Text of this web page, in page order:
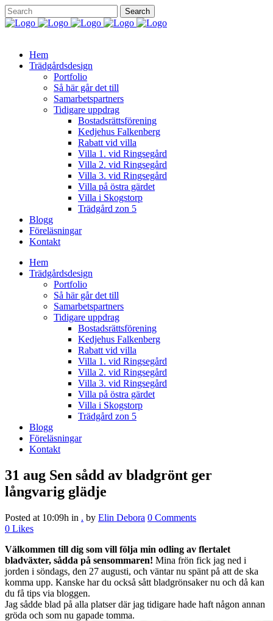
Hem
Trädgårdsdesign
Portfolio
Så här går det till
Samarbetspartners
Tidigare uppdrag
Bostadsrättsförening
Kedjehus Falkenberg
Rabatt vid villa
Villa 1. vid Ringsegård
Villa 2. vid Ringsegård
Villa 3. vid Ringsegård
Villa på östra gärdet
Villa i Skogstorp
Trädgård zon 5
Blogg
Föreläsningar
Kontakt
Hem
Trädgårdsdesign
Portfolio
Så här går det till
Samarbetspartners
Tidigare uppdrag
Bostadsrättsförening
Kedjehus Falkenberg
Rabatt vid villa
Villa 1. vid Ringsegård
Villa 2. vid Ringsegård
Villa 3. vid Ringsegård
Villa på östra gärdet
Villa i Skogstorp
Trädgård zon 5
Blogg
Föreläsningar
Kontakt
31 aug Sen sådd av bladgrönt ger
långvarig glädje
Posted at 10:09h in . by Elin Debora 0 Comments
0 Likes
Välkommen till dig som vill följa min odling av flertalet
bladväxter, sådda på sensommaren! Mina frön fick jag ned i
jorden i söndags, den 27 augusti, och väntar nu spänt på att de ska
komma upp. Kanske har du också sått bladgrönsaker nu och då kan
du få tips via bloggen.
Jag sådde blad på alla platser där jag tidigare hade haft någon annan
gröda och som nu gapade tomma.